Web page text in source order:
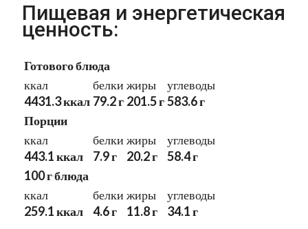
Пищевая и энергетическая
ценность:
Готового блюда
ккал
4431.3 ккал
белки
79.2 г
жиры
201.5 г
углеводы
583.6 г
Порции
ккал
443.1 ккал
белки
7.9 г
жиры
20.2 г
углеводы
58.4 г
100 г блюда
ккал
259.1 ккал
белки
4.6 г
жиры
11.8 г
углеводы
34.1 г